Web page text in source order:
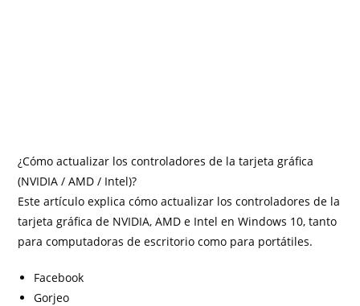
¿Cómo actualizar los controladores de la tarjeta gráfica
(NVIDIA / AMD / Intel)?
Este artículo explica cómo actualizar los controladores de la
tarjeta gráfica de NVIDIA, AMD e Intel en Windows 10, tanto
para computadoras de escritorio como para portátiles.
Facebook
Gorjeo